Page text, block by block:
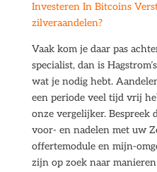
Investeren In Bitcoins
zilveraandelen?
Vaak kom je daar pas
specialist, dan is
wat je nodig hebt.
een periode veel tijd vrij
onze vergelijker. Bespreek
voor- en nadelen met uw
offertemodule en mijn-
zijn op zoek naar